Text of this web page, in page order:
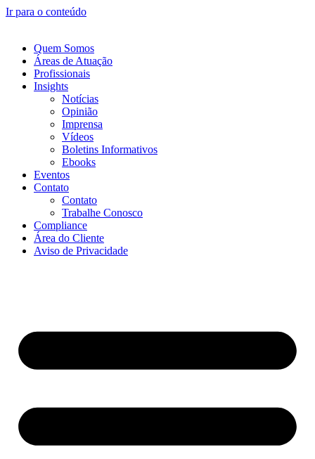
Ir para o conteúdo
Quem Somos
Áreas de Atuação
Profissionais
Insights
Notícias
Opinião
Imprensa
Vídeos
Boletins Informativos
Ebooks
Eventos
Contato
Contato
Trabalhe Conosco
Compliance
Área do Cliente
Aviso de Privacidade